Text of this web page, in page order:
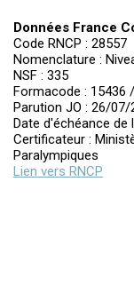
Données France
Code RNCP : 28557
Nomenclature :
NSF : 335
Formacode : 15436
Parution JO : 26/07/
Date d'échéance
Certificateur :
Paralympiques
Lien vers RNCP